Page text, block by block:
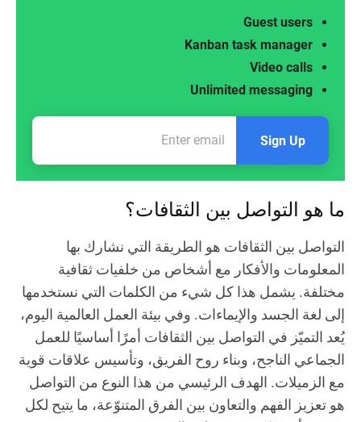
Unlimited messaging
Video calls
Kanban task manager
Guest users
Sign Up
ما هو التواصل بين الثقافات؟
التواصل بين الثقافات هو الطريقة التي نشارك بها
المعلومات والأفكار مع أشخاص من خلفيات ثقافية
مختلفة. يشمل هذا كل شيء من الكلمات التي نستخدمها
إلى لغة الجسد والإيماءات. وفي بيئة العمل العالمية اليوم،
يُعد التميّز في التواصل بين الثقافات أمرًا أساسيًا للعمل
الجماعي الناجح، وبناء روح الفريق، وتأسيس علاقات قوية
مع الزميلات. الهدف الرئيسي من هذا النوع من التواصل
هو تعزيز الفهم والتعاون بين الفرق المتنوّعة، ما يتيح لكل